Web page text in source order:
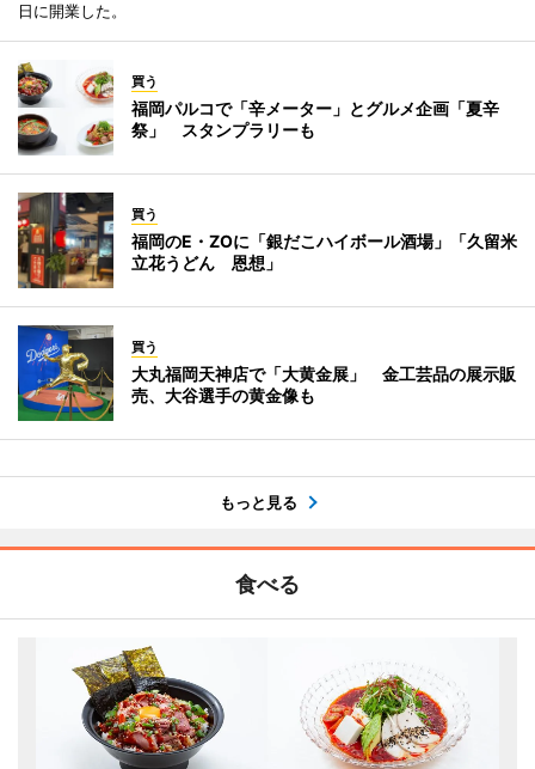
日に開業した。
買う
福岡パルコで「辛メーター」とグルメ企画「夏辛
祭」 スタンプラリーも
買う
福岡のE・ZOに「銀だこハイボール酒場」「久留米
立花うどん 恩想」
買う
大丸福岡天神店で「大黄金展」 金工芸品の展示販
売、大谷選手の黄金像も
もっと見る
食べる